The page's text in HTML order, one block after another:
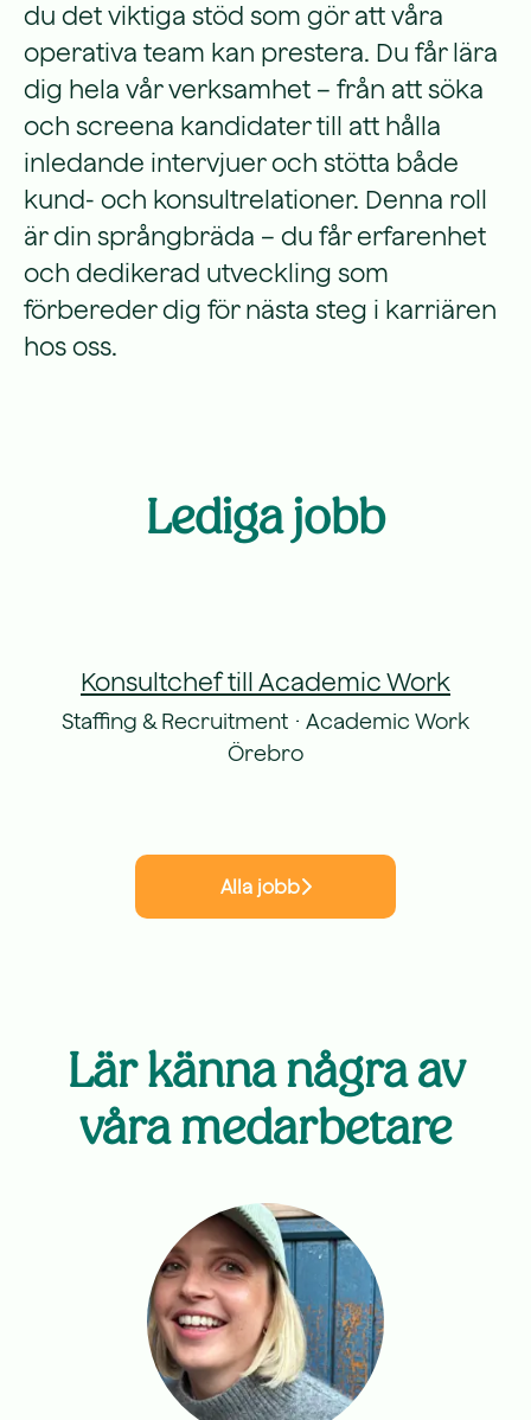
du det viktiga stöd som gör att våra
operativa team kan prestera. Du får lära
dig hela vår verksamhet – från att söka
och screena kandidater till att hålla
inledande intervjuer och stötta både
kund- och konsultrelationer. Denna roll
är din språngbräda – du får erfarenhet
och dedikerad utveckling som
förbereder dig för nästa steg i karriären
hos oss.
Lediga jobb
Konsultchef till Academic Work
Staffing & Recruitment · Academic Work
Örebro
Alla jobb
Lär känna några av
våra medarbetare